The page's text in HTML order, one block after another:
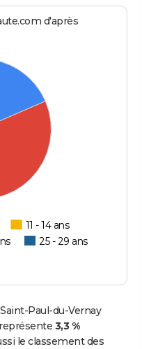
d'après
11 - 14 ans
25 - 29 ans
Paul-du-Vernay
3,3 %
le classement des